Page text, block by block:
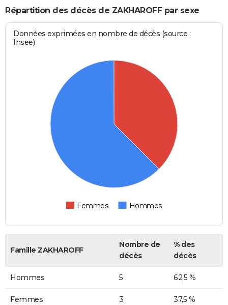
Répartition des décès de ZAKHAROFF par sexe
Données exprimées en nombre de décès (source :
Insee)
Femmes Hommes
Famille ZAKHAROFF
Nombre de
décès
% des
décès
Hommes 5 62,5 %
Femmes 3 37,5 %